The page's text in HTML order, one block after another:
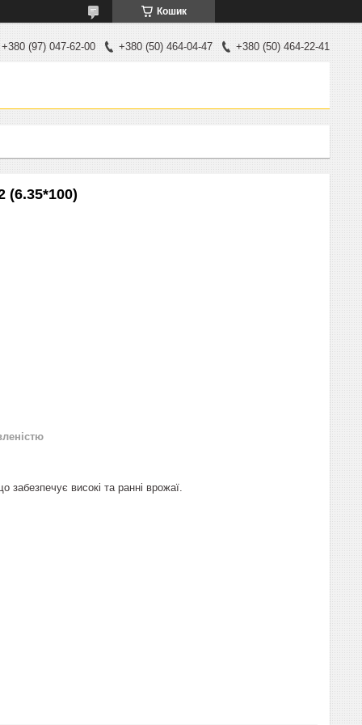
Кошик
+380 (97) 047-62-00 +380 (50) 464-04-47 +380 (50) 464-22-41
(6.35*100)
забезпечує високі та ранні врожаї.